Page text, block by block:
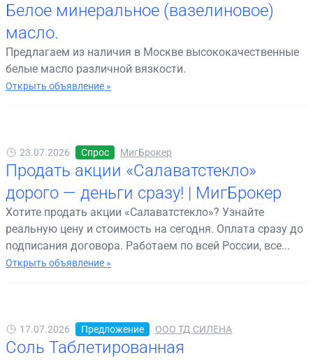
Белое минеральное (вазелиновое)
масло.
Предлагаем из наличия в Москве высококачественные
белые масло различной вязкости.
Открыть объявление »
23.07.2026 Спрос МигБрокер
Продать акции «Салаватстекло»
дорого — деньги сразу! | МигБрокер
Хотите продать акции «Салаватстекло»? Узнайте
реальную цену и стоимость на сегодня. Оплата сразу до
подписания договора. Работаем по всей России, все...
Открыть объявление »
17.07.2026 Предложение ООО ТД СИЛЕНА
Соль Таблетированная